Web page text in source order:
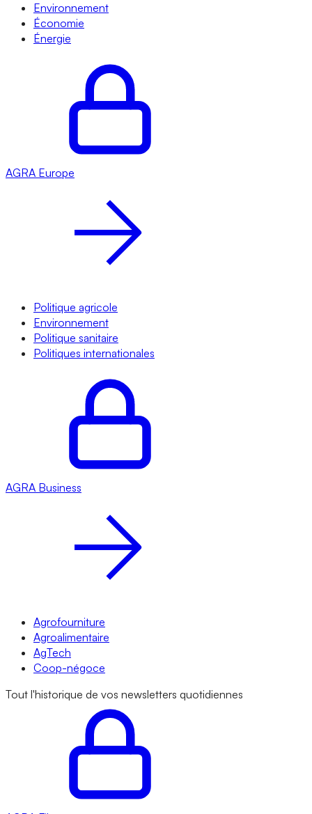
Environnement
Économie
Énergie
AGRA Europe
Politique agricole
Environnement
Politique sanitaire
Politiques internationales
AGRA Business
Agrofourniture
Agroalimentaire
AgTech
Coop-négoce
Tout l'historique de vos newsletters quotidiennes